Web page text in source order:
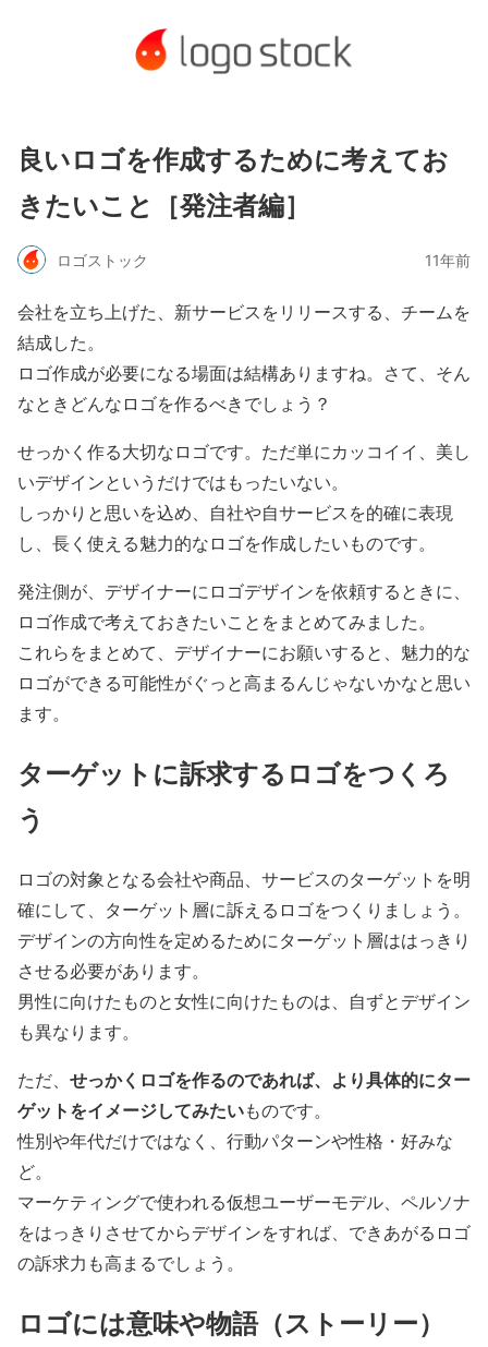
良いロゴを作成するために考えてお
きたいこと［発注者編］
ロゴストック 11年前
会社を立ち上げた、新サービスをリリースする、チームを
結成した。
ロゴ作成が必要になる場面は結構ありますね。さて、そん
なときどんなロゴを作るべきでしょう？
せっかく作る大切なロゴです。ただ単にカッコイイ、美し
いデザインというだけではもったいない。
しっかりと思いを込め、自社や自サービスを的確に表現
し、長く使える魅力的なロゴを作成したいものです。
発注側が、デザイナーにロゴデザインを依頼するときに、
ロゴ作成で考えておきたいことをまとめてみました。
これらをまとめて、デザイナーにお願いすると、魅力的な
ロゴができる可能性がぐっと高まるんじゃないかなと思い
ます。
ターゲットに訴求するロゴをつくろ
う
ロゴの対象となる会社や商品、サービスのターゲットを明
確にして、ターゲット層に訴えるロゴをつくりましょう。
デザインの方向性を定めるためにターゲット層ははっきり
させる必要があります。
男性に向けたものと女性に向けたものは、自ずとデザイン
も異なります。
ただ、 せっかくロゴを作るのであれば、より具体的にター
ゲットをイメージしてみたいものです。
性別や年代だけではなく、行動パターンや性格・好みな
ど。
マーケティングで使われる仮想ユーザーモデル、ペルソナ
をはっきりさせてからデザインをすれば、できあがるロゴ
の訴求力も高まるでしょう。
ロゴには意味や物語（ストーリー）